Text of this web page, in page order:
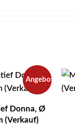
Angebot!
Donna, Ø
(Verkauf)